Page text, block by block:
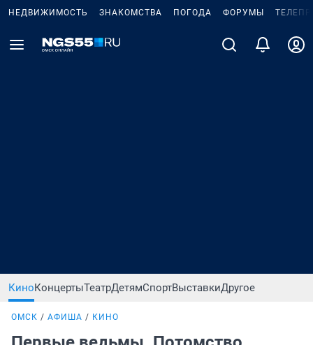
НЕДВИЖИМОСТЬ ЗНАКОМСТВА ПОГОДА ФОРУМЫ
КиноКонцертыТеатрДетямСпортВыставкиДругое
ОМСК АФИША КИНО